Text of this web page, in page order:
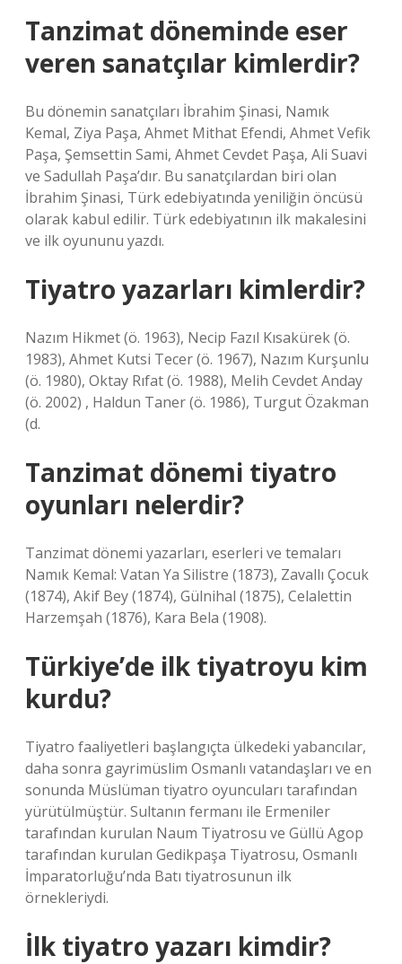
Tanzimat döneminde eser
veren sanatçılar kimlerdir?
Bu dönemin sanatçıları İbrahim Şinasi, Namık
Kemal, Ziya Paşa, Ahmet Mithat Efendi, Ahmet Vefik
Paşa, Şemsettin Sami, Ahmet Cevdet Paşa, Ali Suavi
ve Sadullah Paşa’dır. Bu sanatçılardan biri olan
İbrahim Şinasi, Türk edebiyatında yeniliğin öncüsü
olarak kabul edilir. Türk edebiyatının ilk makalesini
ve ilk oyununu yazdı.
Tiyatro yazarları kimlerdir?
Nazım Hikmet (ö. 1963), Necip Fazıl Kısakürek (ö.
1983), Ahmet Kutsi Tecer (ö. 1967), Nazım Kurşunlu
(ö. 1980), Oktay Rıfat (ö. 1988), Melih Cevdet Anday
(ö. 2002) , Haldun Taner (ö. 1986), Turgut Özakman
(d.
Tanzimat dönemi tiyatro
oyunları nelerdir?
Tanzimat dönemi yazarları, eserleri ve temaları
Namık Kemal: Vatan Ya Silistre (1873), Zavallı Çocuk
(1874), Akif Bey (1874), Gülnihal (1875), Celalettin
Harzemşah (1876), Kara Bela (1908).
Türkiye’de ilk tiyatroyu kim
kurdu?
Tiyatro faaliyetleri başlangıçta ülkedeki yabancılar,
daha sonra gayrimüslim Osmanlı vatandaşları ve en
sonunda Müslüman tiyatro oyuncuları tarafından
yürütülmüştür. Sultanın fermanı ile Ermeniler
tarafından kurulan Naum Tiyatrosu ve Güllü Agop
tarafından kurulan Gedikpaşa Tiyatrosu, Osmanlı
İmparatorluğu’nda Batı tiyatrosunun ilk
örnekleriydi.
İlk tiyatro yazarı kimdir?